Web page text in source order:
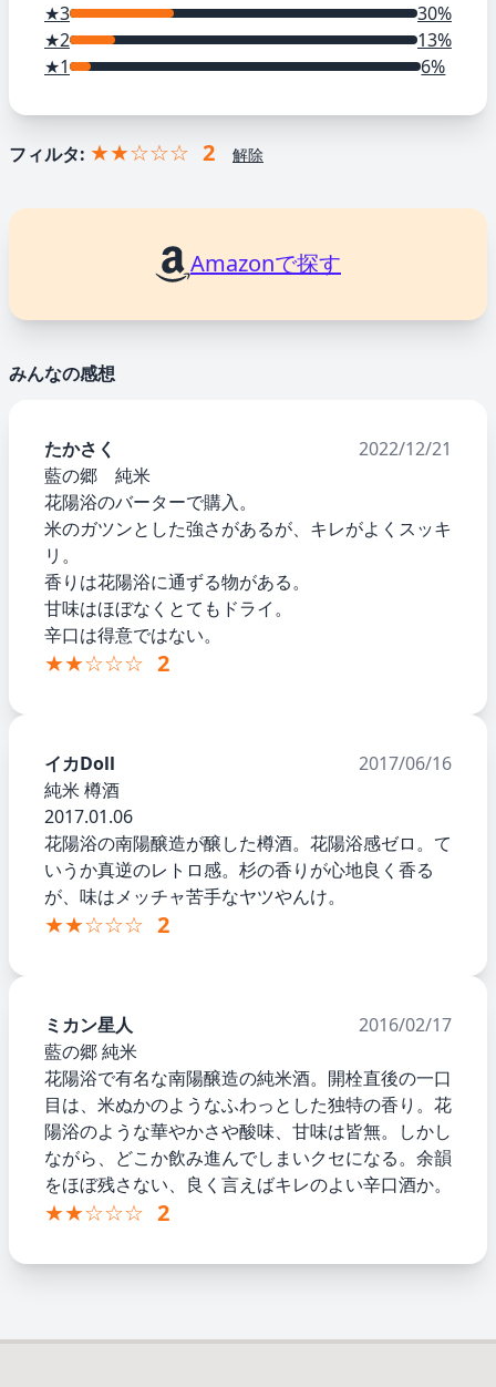
★3
30%
★2
13%
★1
6%
フィルタ: ★★☆☆☆ 2 解除
Amazonで探す
みんなの感想
たかさく
2022/12/21
藍の郷 純米
花陽浴のバーターで購入。
米のガツンとした強さがあるが、キレがよくスッキ
リ。
香りは花陽浴に通ずる物がある。
甘味はほぼなくとてもドライ。
辛口は得意ではない。
★★☆☆☆ 2
イカDoll
2017/06/16
純米 樽酒
2017.01.06
花陽浴の南陽醸造が醸した樽酒。花陽浴感ゼロ。て
いうか真逆のレトロ感。杉の香りが心地良く香る
が、味はメッチャ苦手なヤツやんけ。
★★☆☆☆ 2
ミカン星人
2016/02/17
藍の郷 純米
花陽浴で有名な南陽醸造の純米酒。開栓直後の一口
目は、米ぬかのようなふわっとした独特の香り。花
陽浴のような華やかさや酸味、甘味は皆無。しかし
ながら、どこか飲み進んでしまいクセになる。余韻
をほぼ残さない、良く言えばキレのよい辛口酒か。
★★☆☆☆ 2